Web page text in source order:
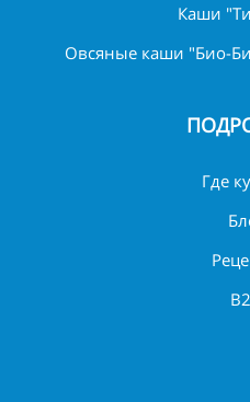
Каши
Овсяные каши "Био-
Где